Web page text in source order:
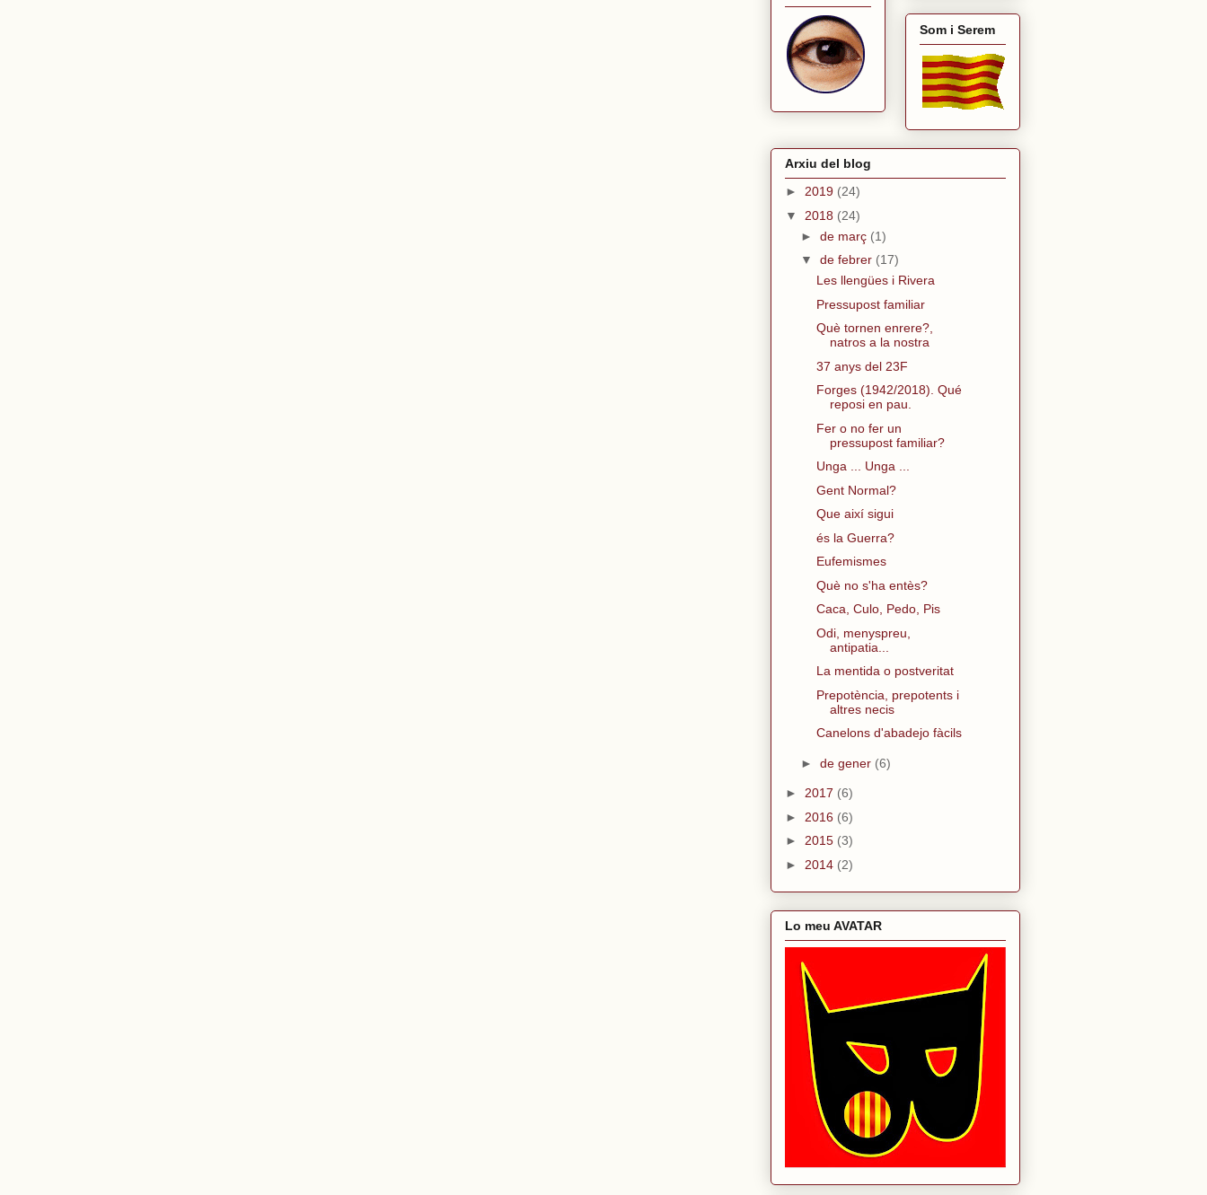
Som i Serem
Arxiu del blog
► 2019 (24)
▼ 2018 (24)
► de març (1)
▼ de febrer (17)
Les llengües i Rivera
Pressupost familiar
Què tornen enrere?,
natros a la nostra
37 anys del 23F
Forges (1942/2018). Qué
reposi en pau.
Fer o no fer un
pressupost familiar?
Unga ... Unga ...
Gent Normal?
Que així sigui
és la Guerra?
Eufemismes
Què no s'ha entès?
Caca, Culo, Pedo, Pis
Odi, menyspreu,
antipatia...
La mentida o postveritat
Prepotència, prepotents i
altres necis
Canelons d'abadejo fàcils
► de gener (6)
► 2017 (6)
► 2016 (6)
► 2015 (3)
► 2014 (2)
Lo meu AVATAR